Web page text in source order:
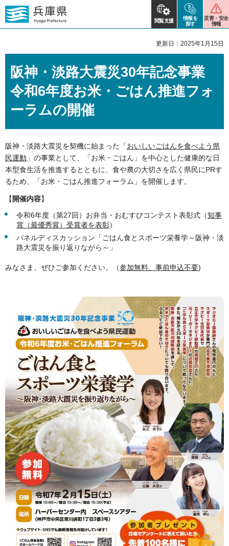
閲覧支援
情報を
探す
災害・安全
情報
更新日：2025年1月15日
阪神・淡路大震災30年記念事業
令和6年度お米・ごはん推進フォ
ーラムの開催
阪神・淡路大震災を契機に始まった「おいしいごはんを食べよう県
民運動 」の事業として、「お米・ごはん」を中心とした健康的な日
本型食生活を推進するとともに、食や農の大切さを広く県民にPRす
るため、「お米・ごはん推進フォーラム」を開催します。
【 開催内容】
令和6年度（第27回）お弁当・おむすびコンテスト表彰式（知事
賞（最優秀賞）受賞者を表彰）
パネルディスカッション「ごはん食とスポーツ栄養学～阪神・淡
路大震災を振り返りながら～」
みなさま、ぜひご参加ください。（参加無料、事前申込不要)